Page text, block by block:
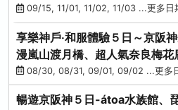
式料理(不進免稅店)
09/15, 11/01, 11/02, 11/03 ...更多日
享樂神戶‧和服體驗５日～京阪
漫嵐山渡月橋、超人氣奈良梅花
08/30, 08/31, 09/01, 09/02 ...更多
暢遊京阪神５日-átoa水族館、